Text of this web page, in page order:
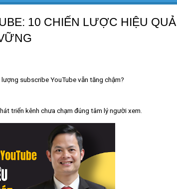
10 CHIẾN LƯỢC HIỆU QUẢ
lượng subscribe YouTubevẫn tăng chậm?
triển kênh chưa chạm đúng tâm lý người xem